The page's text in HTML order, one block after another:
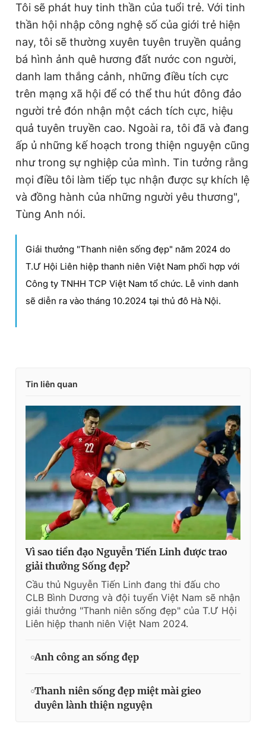
Tôi sẽ phát huy tinh thần của tuổi trẻ. Với tinh
thần hội nhập công nghệ số của giới trẻ hiện
nay, tôi sẽ thường xuyên tuyên truyền quảng
bá hình ảnh quê hương đất nước con người,
danh lam thắng cảnh, những điều tích cực
trên mạng xã hội để có thể thu hút đông đảo
người trẻ đón nhận một cách tích cực, hiệu
quả tuyên truyền cao. Ngoài ra, tôi đã và đang
ấp ủ những kế hoạch trong thiện nguyện cũng
như trong sự nghiệp của mình. Tin tưởng rằng
mọi điều tôi làm tiếp tục nhận được sự khích lệ
và đồng hành của những người yêu thương",
Tùng Anh nói.
Giải thưởng "Thanh niên sống đẹp" năm 2024 do
T.Ư Hội Liên hiệp thanh niên Việt Nam phối hợp với
Công ty TNHH TCP Việt Nam tổ chức. Lễ vinh danh
sẽ diễn ra vào tháng 10.2024 tại thủ đô Hà Nội.
Tin liên quan
Vì sao tiền đạo Nguyễn Tiến Linh được trao
giải thưởng Sống đẹp?
Cầu thủ Nguyễn Tiến Linh đang thi đấu cho
CLB Bình Dương và đội tuyển Việt Nam sẽ nhận
giải thưởng "Thanh niên sống đẹp" của T.Ư Hội
Liên hiệp thanh niên Việt Nam 2024.
Anh công an sống đẹp
Thanh niên sống đẹp miệt mài gieo
duyên lành thiện nguyện